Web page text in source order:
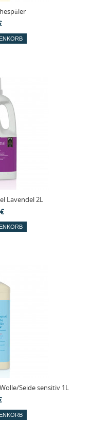
Lavendel 2L
Seide sensitiv 1L